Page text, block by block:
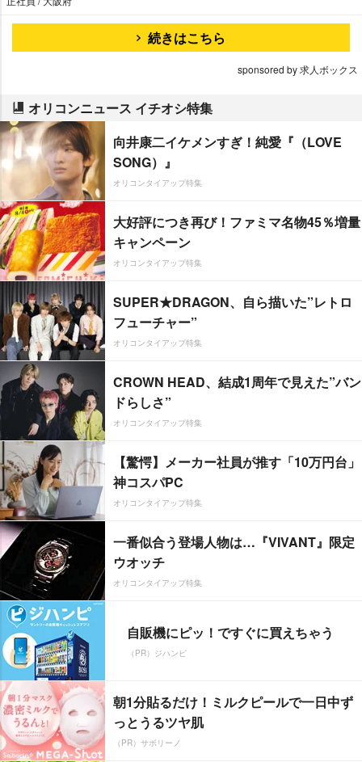
続きはこちら
sponsored by 求人ボックス
オリコンニュース イチオシ特集
向井康二イケメンすぎ！純愛『（LOVE
SONG）』
オリコンタイアップ特集
大好評につき再び！ファミマ名物45％増量
キャンペーン
オリコンタイアップ特集
SUPER★DRAGON、自ら描いた”レトロ
フューチャー”
オリコンタイアップ特集
CROWN HEAD、結成1周年で見えた”バン
ドらしさ”
オリコンタイアップ特集
【驚愕】メーカー社員が推す「10万円台」
神コスパPC
オリコンタイアップ特集
一番似合う登場人物は…『VIVANT』限定
ウオッチ
オリコンタイアップ特集
自販機にピッ！ですぐに買えちゃう
（PR）ジハンピ
朝1分貼るだけ！ミルクピールで一日中ず
っとうるツヤ肌
（PR）サボリーノ